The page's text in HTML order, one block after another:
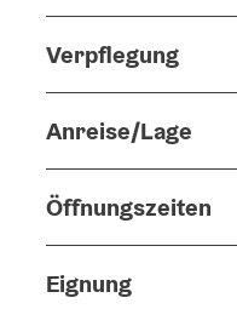
Verpflegung
Anreise/Lage
Öffnungszeiten
Eignung